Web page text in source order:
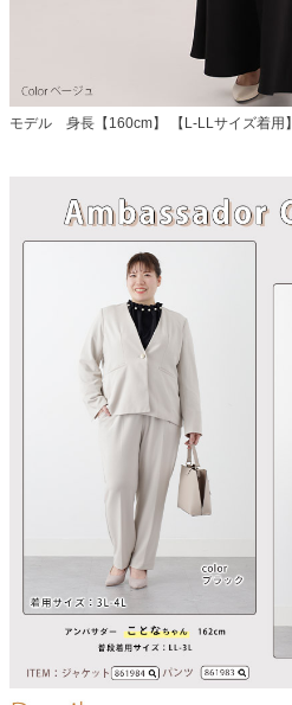
モデル 身長【160cm】 【L-LLサイズ着用】